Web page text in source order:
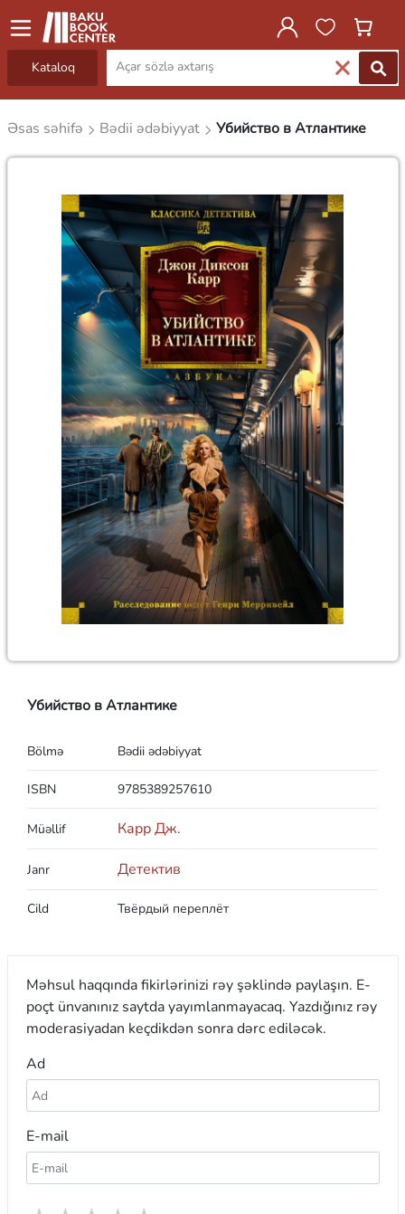
Kataloq
Əsas səhifə Bədii ədəbiyyat Убийство в Атлантике
Убийство в Атлантике
Bölmə Bədii ədəbiyyat
ISBN 9785389257610
Müəllif Карр Дж.
Janr Детектив
Cild Твёрдый переплёт
Məhsul haqqında fikirlərinizi rəy şəklində paylaşın. E-
poçt ünvanınız saytda yayımlanmayacaq. Yazdığınız rəy
moderasiyadan keçdikdən sonra dərc ediləcək.
Ad
E-mail